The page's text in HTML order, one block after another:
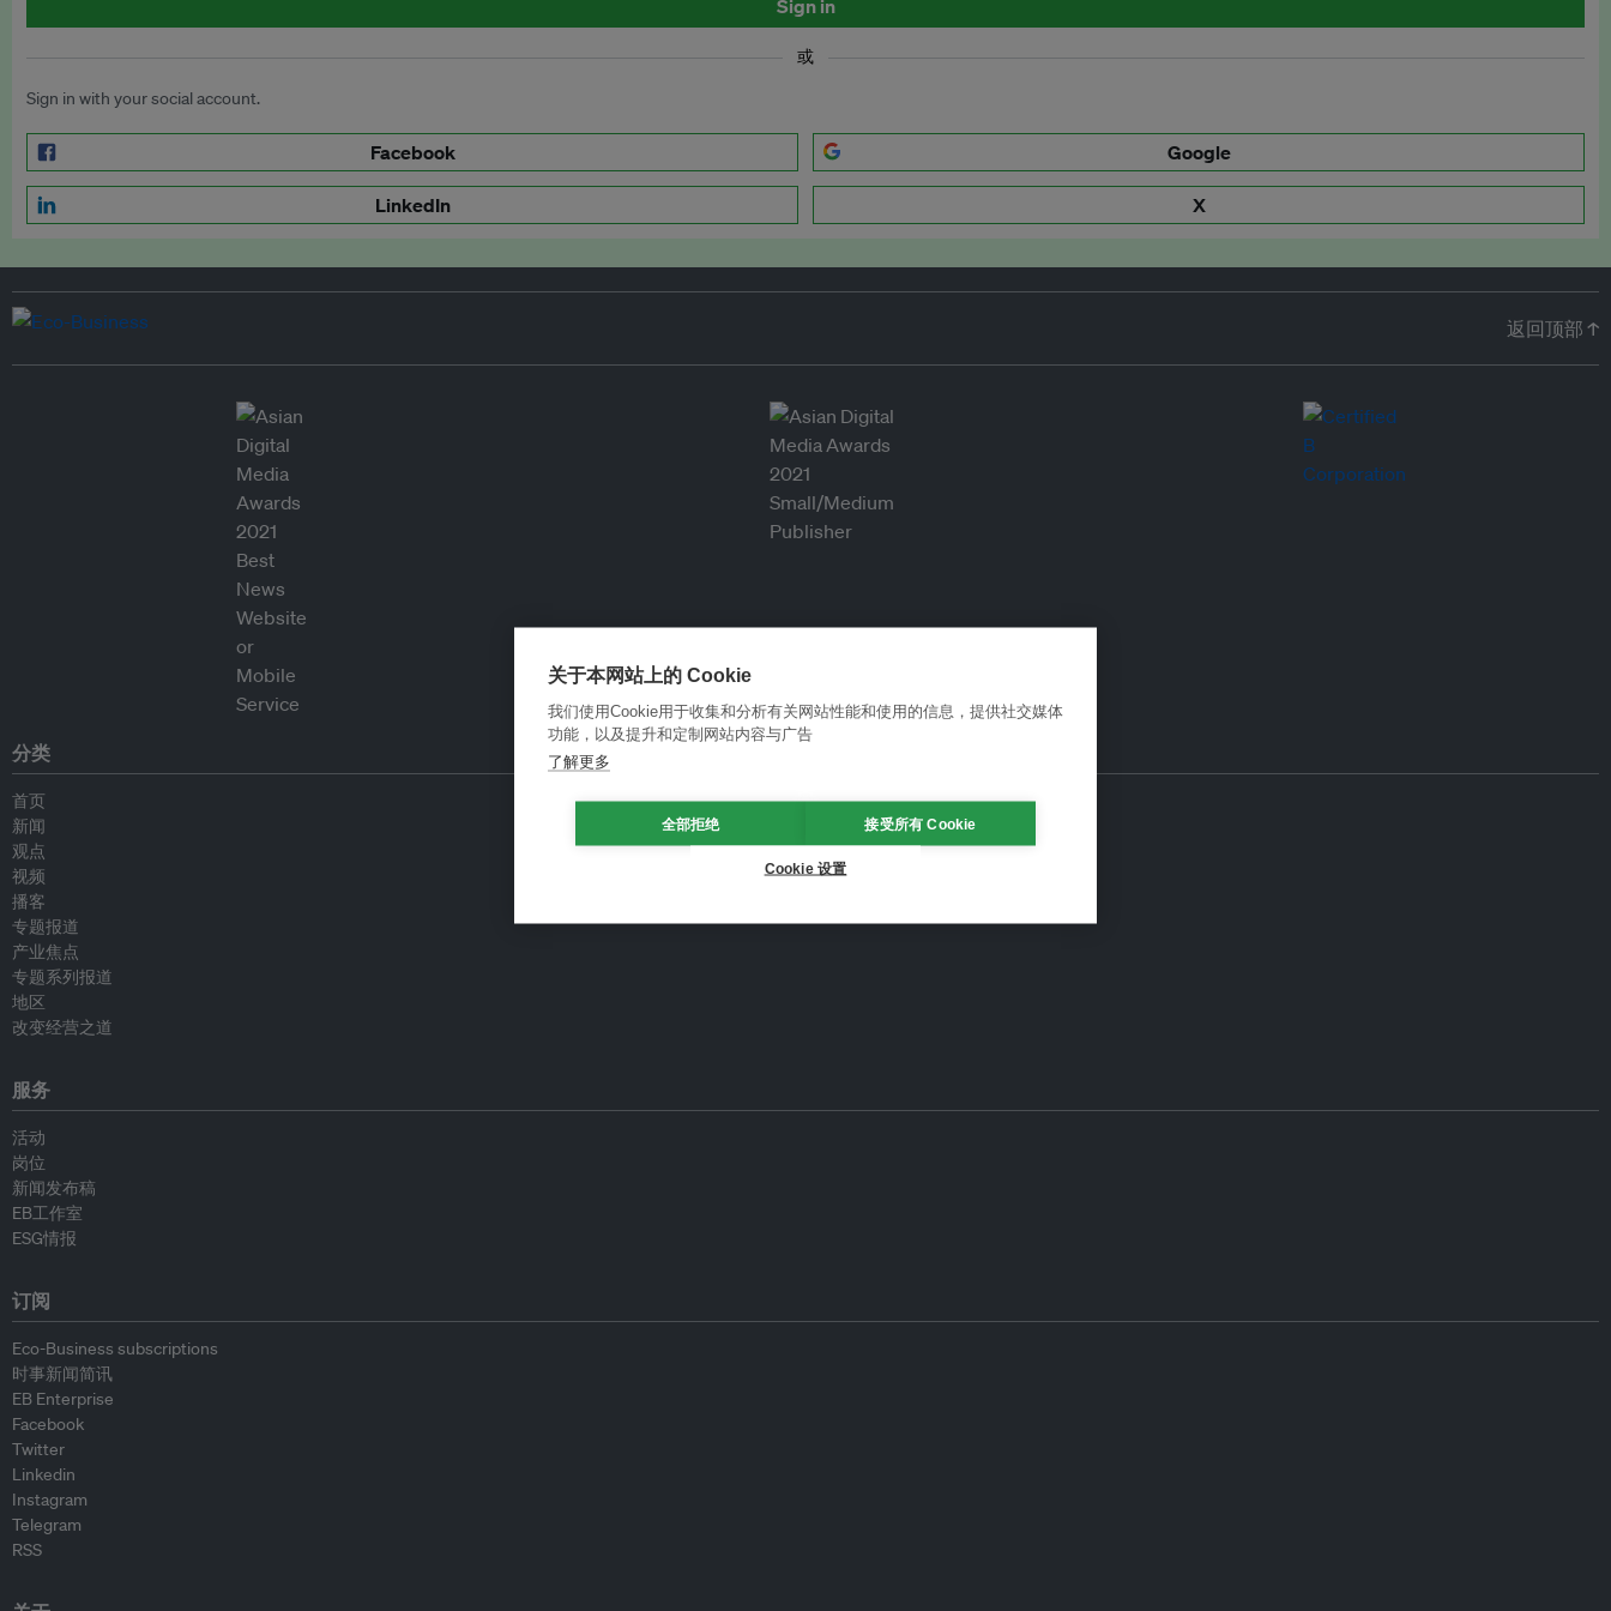
Sign in
或
Sign in with your social account.
Facebook Google
LinkedIn X
返回顶部 ↑
分类
首页
新闻
观点
视频
播客
专题报道
产业焦点
专题系列报道
地区
改变经营之道
服务
活动
岗位
新闻发布稿
EB工作室
ESG情报
订阅
Eco-Business subscriptions
时事新闻简讯
EB Enterprise
Facebook
Twitter
Linkedin
Instagram
Telegram
RSS
关于本网站上的 Cookie
我们使用Cookie用于收集和分析有关网站性能和使用的信息，提供社交媒体
功能，以及提升和定制网站内容与广告
了解更多
全部拒绝 接受所有 Cookie
Cookie 设置